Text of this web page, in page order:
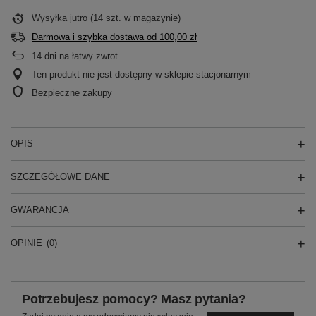
Wysyłka jutro (14 szt. w magazynie)
Darmowa i szybka dostawa od 100,00 zł
14 dni na łatwy zwrot
Ten produkt nie jest dostępny w sklepie stacjonarnym
Bezpieczne zakupy
OPIS
SZCZEGÓŁOWE DANE
GWARANCJA
OPINIE (0)
Potrzebujesz pomocy? Masz pytania?